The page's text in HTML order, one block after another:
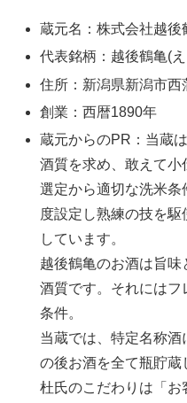
蔵元名：株式会社越後
代表銘柄：越後鶴亀(
住所：新潟県新潟市西
創業：西暦1890年
蔵元からのPR：当蔵
酒質を求め、敢えて
選定から適切な洗米
度設定し熟練の技を
しています。
越後鶴亀のお酒は旨
酒質です。それには
条件。
当蔵では、特定名称
の後お酒を全て瓶貯蔵
杜氏のこだわりは「